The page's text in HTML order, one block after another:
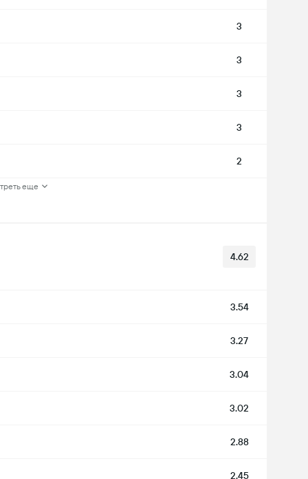
3
3
3
3
2
еще
4.62
3.54
3.27
3.04
3.02
2.88
2.45